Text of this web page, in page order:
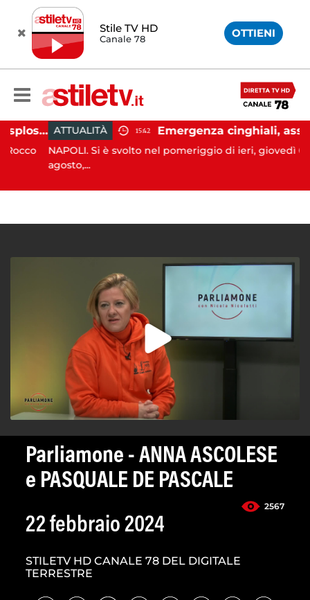
Stile TV HD
Canale 78 OTTIENI
Salerno, colpi di pistola esplosi a Pastena: paura tra i residenti ATTUALITÀ 15:42
NAPOLI. Si è svolto nel pomeriggio di ieri, giovedì 6
agosto,...
Parliamone - ANNA ASCOLESE
e PASQUALE DE PASCALE
2567
22 febbraio 2024
STILETV HD CANALE 78 DEL DIGITALE
TERRESTRE